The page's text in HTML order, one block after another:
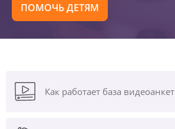
ПОМОЧЬ ДЕТЯМ
Как работает база видеоанкет